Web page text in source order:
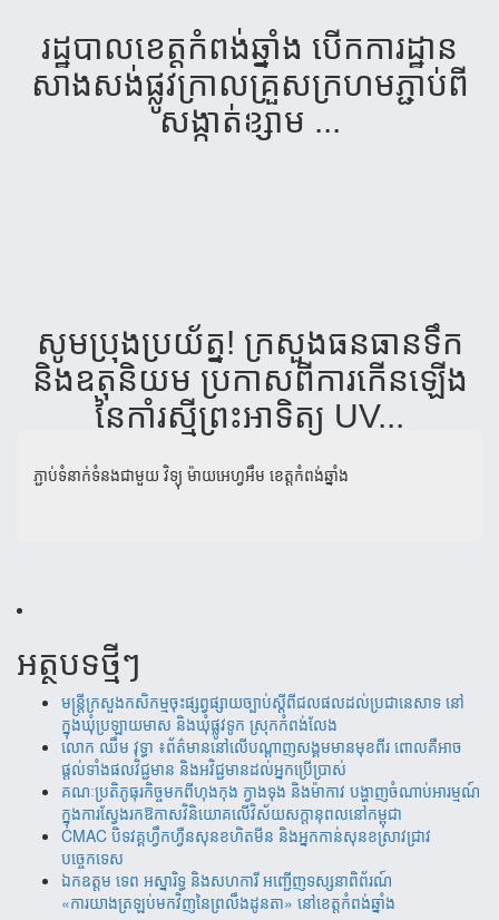
រដ្ឋ​បាល​ខេត្ត​កំពង់​ឆ្នាំង​ បើក​ការ​ដ្ឋាន​
សាង​សង់​ផ្លូវ​ក្រាល​គ្រួស​ក្រហម​ភ្ជាប់​ពី​
សង្កាត់​ខ្សាម​ ...
សូម​ប្រុង​ប្រយ័ត្ន! ក្រសួង​ធនធាន​ទឹក​
និង​ឧតុនិយម ប្រកាស​ពីការ​កើន​​ឡើង​
នៃ​កាំ​​រស្មីព្រះ​​អាទិត្យ UV...
ភ្ជាប់ទំនាក់ទំនងជាមួយវិទ្យុ ម៉ាយអេហ្វអឹម ខេត្តកំពង់ឆ្នាំង
អត្ថបទថ្មីៗ
មន្ត្រីក្រសួងកសិកម្មចុះផ្សព្វផ្សាយច្បាប់ស្តីពីជលផលដល់ប្រជានេសាទ នៅ
ក្នុងឃុំប្រឡាយមាស និងឃុំផ្លូវទូក ស្រុកកំពង់លែង
‎​លោក ឈឹម វុទ្ធា ៖ព័ត៌មាននៅលើបណ្តាញសង្គមមានមុខពីរ ពោលគឺអាច
ផ្តល់ទាំងផលវិជ្ជមាន និងអវិជ្ជមានដល់អ្នកប្រើប្រាស់
គណៈប្រតិភូធុរកិច្ចមកពីហុងកុង ក្វាងទុង និងម៉ាកាវ បង្ហាញចំណាប់អារម្មណ៍
ក្នុងការស្វែងរកឱកាសវិនិយោគលើវិស័យសក្តានុពលនៅកម្ពុជា
CMAC បិទវគ្គហ្វឹកហ្វឺនសុនខហិតមីន និងអ្នកកាន់សុនខស្រាវជ្រាវ
បច្ចេកទេស
ឯកឧត្តម ទេព អស្នារិទ្ធ និងសហការី អញ្ជើញទស្សនាពិព័រណ៍
«ការយាងត្រឡប់មកវិញនៃព្រលឹងដូនតា» នៅខេត្តកំពង់ឆ្នាំង